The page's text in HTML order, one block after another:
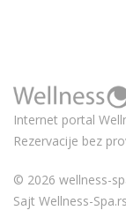
Internet portal
Rezervacije bez
© 2026 wellness-
Sajt Wellness-